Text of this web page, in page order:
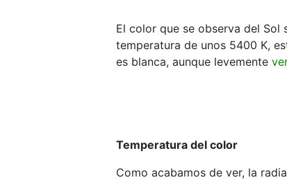
El color que se observa del Sol
temperatura de unos 5400 K,
es blanca, aunque levemente
Temperatura del color
Como acabamos de ver, la